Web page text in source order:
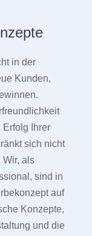
in der
Kunden,
Erfolg Ihrer
sich nicht
Wir, als
sind in
auf
Konzepte,
und die